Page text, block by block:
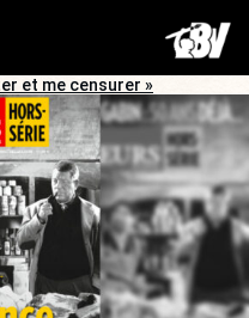
et me censurer »